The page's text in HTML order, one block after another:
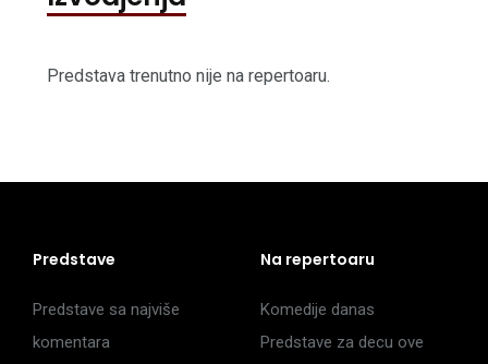
Predstava trenutno nije na repertoaru.
Predstave
Predstave sa najviše
komentara
Na repertoaru
Komedije danas
Predstave za decu ove